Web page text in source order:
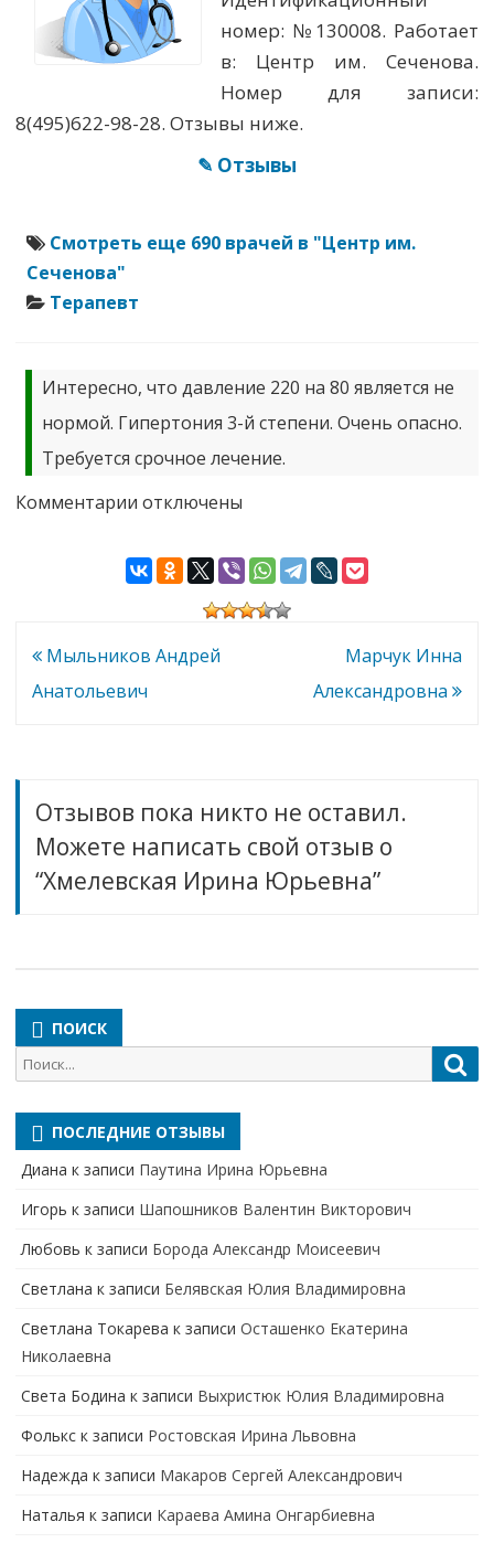
номер: №130008. Работает
в: Центр им. Сеченова.
Номер для записи:
8(495)622-98-28. Отзывы ниже.
✎ Отзывы
Смотреть еще 690 врачей в "Центр им.
Сеченова"
Терапевт
Интересно, что давление 220 на 80 является не
нормой. Гипертония 3-й степени. Очень опасно.
Требуется срочное лечение.
Комментарии к
Ирина
Юрьевна
отключены
Навигация
по
Мыльников Андрей
Анатольевич
Марчук Инна
Александровна
Отзывов пока никто не оставил.
Можете написать свой отзыв о
“Хмелевская Ирина Юрьевна”
ПОИСК
Поиск
для:
ПОСЛЕДНИЕ ОТЗЫВЫ
Диана к записи Паутина Ирина Юрьевна
Игорь к записи Шапошников Валентин Викторович
Любовь к записи Борода Александр Моисеевич
Светлана к записи Белявская Юлия Владимировна
Cветлана Токарева к записи Осташенко Екатерина
Николаевна
Света Бодина к записи Выхристюк Юлия Владимировна
Фолькс к записи Ростовская Ирина Львовна
Надежда к записи Макаров Сергей Александрович
Наталья к записи Караева Амина Онгарбиевна